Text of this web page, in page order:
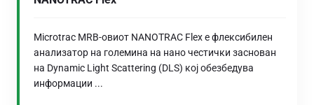
Microtrac MRB-овиот NANOTRAC Flex е флексибилен
анализатор на големина на нано честички заснован
на Dynamic Light Scattering (DLS) кој обезбедува
информации ...